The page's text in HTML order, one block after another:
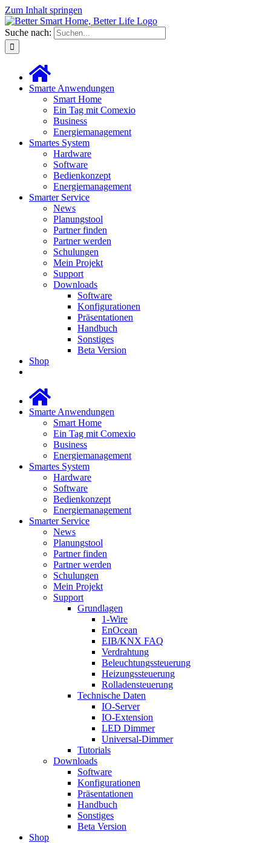
Zum Inhalt springen
Suche nach:
Smarte Anwendungen
Smart Home
Ein Tag mit Comexio
Business
Energiemanagement
Smartes System
Hardware
Software
Bedienkonzept
Energiemanagement
Smarter Service
News
Planungstool
Partner finden
Partner werden
Schulungen
Mein Projekt
Support
Downloads
Software
Konfigurationen
Präsentationen
Handbuch
Sonstiges
Beta Version
Shop
Smarte Anwendungen
Smart Home
Ein Tag mit Comexio
Business
Energiemanagement
Smartes System
Hardware
Software
Bedienkonzept
Energiemanagement
Smarter Service
News
Planungstool
Partner finden
Partner werden
Schulungen
Mein Projekt
Support
Grundlagen
1-Wire
EnOcean
EIB/KNX FAQ
Verdrahtung
Beleuchtungssteuerung
Heizungssteuerung
Rolladensteuerung
Technische Daten
IO-Server
IO-Extension
LED Dimmer
Universal-Dimmer
Tutorials
Downloads
Software
Konfigurationen
Präsentationen
Handbuch
Sonstiges
Beta Version
Shop